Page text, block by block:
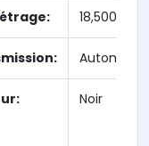
18,500 km
Noir